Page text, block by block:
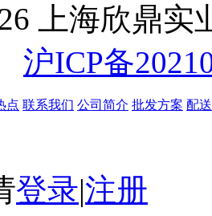
上海欣鼎
沪ICP备
点 联系我们 公司简介 批发方案 配
登录|注册